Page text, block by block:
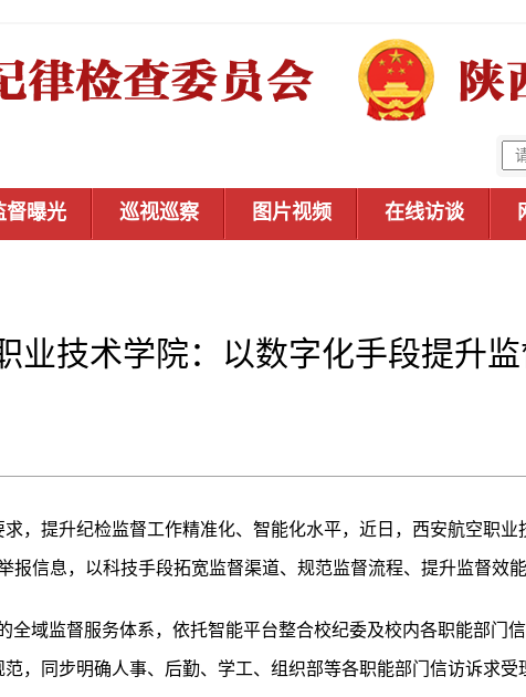
督曝光 巡视巡察 图片视频 在线访谈
业技术学院：以数字化手段提升
，提升纪检监督工作精准化、智能化水平，近日，西安航空职业
报信息，以科技手段拓宽监督渠道、规范监督流程、提升监督效能
全域监督服务体系，依托智能平台整合校纪委及校内各职能部门
，同步明确人事、后勤、学工、组织部等各职能部门信访诉求